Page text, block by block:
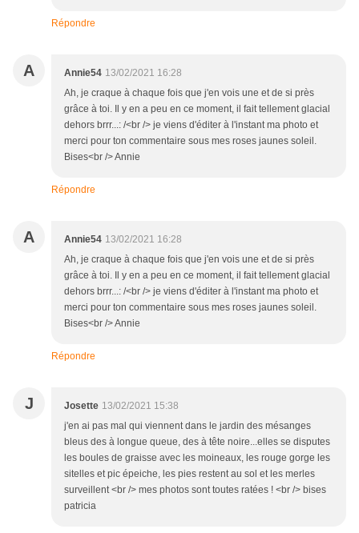
Répondre
A Annie54 13/02/2021 16:28
Ah, je craque à chaque fois que j'en vois une et de si près
grâce à toi. Il y en a peu en ce moment, il fait tellement glacial
dehors brrr...: /<br /> je viens d'éditer à l'instant ma photo et
merci pour ton commentaire sous mes roses jaunes soleil.
Bises<br /> Annie
Répondre
A Annie54 13/02/2021 16:28
Ah, je craque à chaque fois que j'en vois une et de si près
grâce à toi. Il y en a peu en ce moment, il fait tellement glacial
dehors brrr...: /<br /> je viens d'éditer à l'instant ma photo et
merci pour ton commentaire sous mes roses jaunes soleil.
Bises<br /> Annie
Répondre
J Josette 13/02/2021 15:38
j'en ai pas mal qui viennent dans le jardin des mésanges
bleus des à longue queue, des à tête noire...elles se disputes
les boules de graisse avec les moineaux, les rouge gorge les
sitelles et pic épeiche, les pies restent au sol et les merles
surveillent <br /> mes photos sont toutes ratées ! <br /> bises
patricia